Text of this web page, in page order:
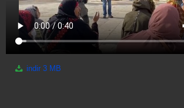
indir 3 MB